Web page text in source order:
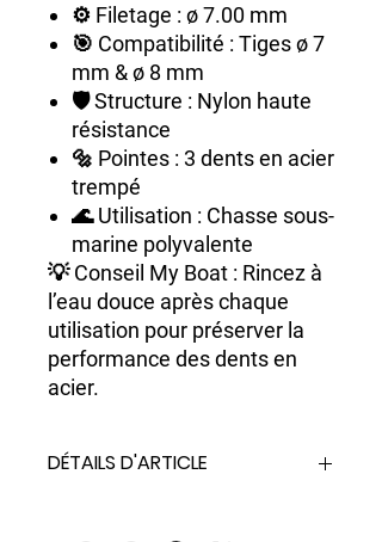
⚙️ Filetage : ø 7.00 mm
🎯 Compatibilité : Tiges ø 7
mm & ø 8 mm
🛡️Structure : Nylon haute
résistance
🔩 Pointes : 3 dents en acier
trempé
🌊Utilisation : Chasse sous-
marine polyvalente
💡Conseil My Boat : Rincez à
l’eau douce après chaque
utilisation pour préserver la
performance des dents en
acier.
DÉTAILS D'ARTICLE